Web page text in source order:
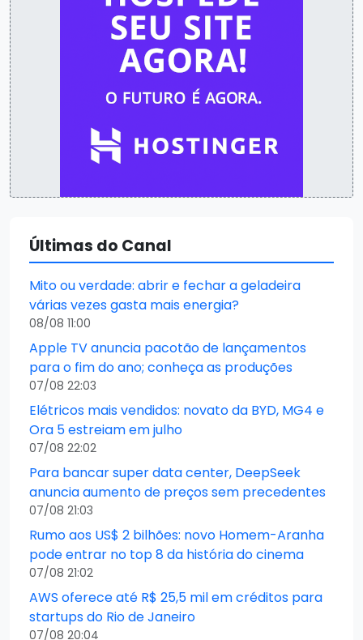
Últimas do Canal
Mito ou verdade: abrir e fechar a geladeira
várias vezes gasta mais energia?
08/08 11:00
Apple TV anuncia pacotão de lançamentos
para o fim do ano; conheça as produções
07/08 22:03
Elétricos mais vendidos: novato da BYD, MG4 e
Ora 5 estreiam em julho
07/08 22:02
Para bancar super data center, DeepSeek
anuncia aumento de preços sem precedentes
07/08 21:03
Rumo aos US$ 2 bilhões: novo Homem-Aranha
pode entrar no top 8 da história do cinema
07/08 21:02
AWS oferece até R$ 25,5 mil em créditos para
startups do Rio de Janeiro
07/08 20:04